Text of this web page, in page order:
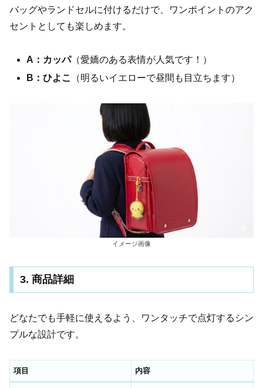
バッグやランドセルに付けるだけで、ワンポイントのアク
セントとしても楽しめます。
A：カッパ（愛嬌のある表情が人気です！）
B：ひよこ
（明るいイエローで昼間も目立ちます）
イメージ画像
3. 商品詳細
どなたでも手軽に使えるよう、ワンタッチで点灯するシン
プルな設計です。
項目 内容